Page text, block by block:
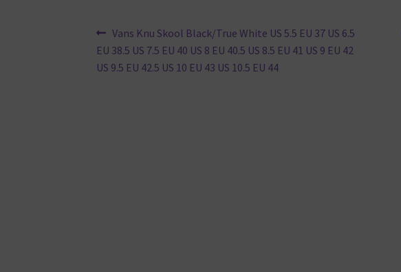
Beitragsnavigation
Vorheriger
Beitrag:
Vans Knu Skool Black/True White US 5.5 EU 37 US 6.5
EU 38.5 US 7.5 EU 40 US 8 EU 40.5 US 8.5 EU 41 US 9 EU 42
US 9.5 EU 42.5 US 10 EU 43 US 10.5 EU 44